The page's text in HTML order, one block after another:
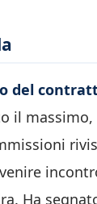
il massimo,
Ha